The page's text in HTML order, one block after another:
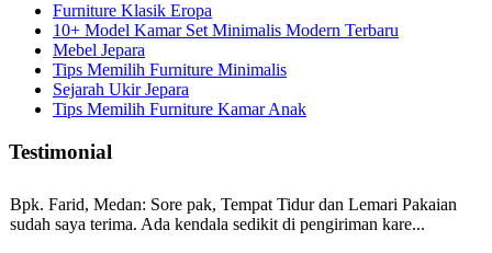
Furniture Klasik Eropa
10+ Model Kamar Set Minimalis Modern Terbaru
Mebel Jepara
Tips Memilih Furniture Minimalis
Sejarah Ukir Jepara
Tips Memilih Furniture Kamar Anak
Testimonial
Bpk. Farid, Medan: Sore pak, Tempat Tidur dan Lemari Pakaian
sudah saya terima. Ada kendala sedikit di pengiriman kare...